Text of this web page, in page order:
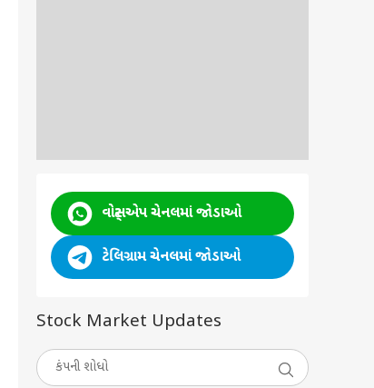
વોટ્સએપ ચેનલમાં જોડાઓ
ટેલિગ્રામ ચેનલમાં જોડાઓ
Stock Market Updates